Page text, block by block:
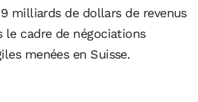
milliards de dollars de revenus
le cadre de négociations
menées en Suisse.